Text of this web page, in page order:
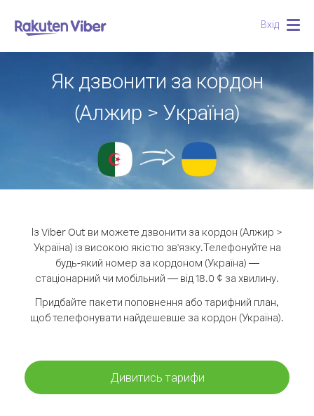
Вхід
Як дзвонити за кордон
(Алжир > Україна)
Із Viber Out ви можете дзвонити за кордон (Алжир >
Україна) із високою якістю зв'язку.Телефонуйте на
будь-який номер за кордоном (Україна) —
стаціонарний чи мобільний — від 18.0 ¢ за хвилину.
Придбайте пакети поповнення або тарифний план,
щоб телефонувати найдешевше за кордон (Україна).
Дивитись тарифи